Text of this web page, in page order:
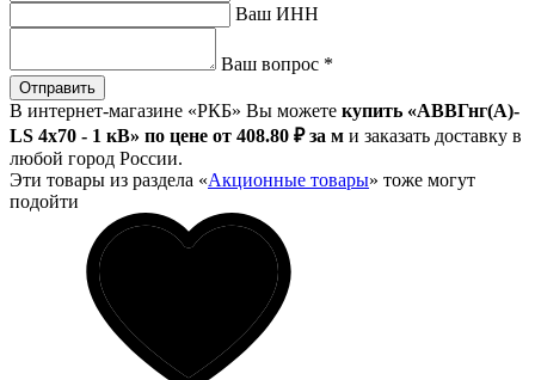
Ваш ИНН
Ваш вопрос *
Отправить
В интернет-магазине «РКБ» Вы можете купить «АВВГнг(А)-
LS 4х70 - 1 кВ» по цене от 408.80 ₽за м и заказать доставку в
любой город России.
Эти товары из раздела «Акционные товары» тоже могут
подойти